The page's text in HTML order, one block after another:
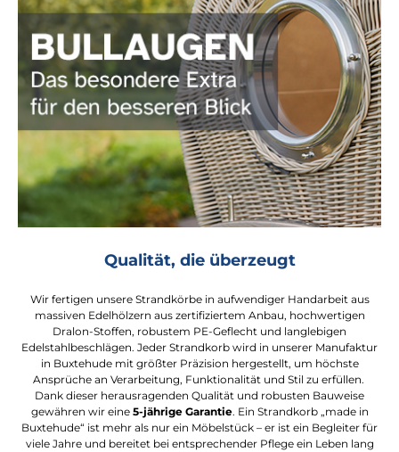
Qualität, die überzeugt
Wir fertigen unsere Strandkörbe in aufwendiger Handarbeit aus
massiven Edelhölzern aus zertifiziertem Anbau, hochwertigen
Dralon-Stoffen, robustem PE-Geflecht und langlebigen
Edelstahlbeschlägen. Jeder Strandkorb wird in unserer Manufaktur
in Buxtehude mit größter Präzision hergestellt, um höchste
Ansprüche an Verarbeitung, Funktionalität und Stil zu erfüllen.
Dank dieser herausragenden Qualität und robusten Bauweise
gewähren wir eine 5-jährige Garantie. Ein Strandkorb „made in
Buxtehude“ ist mehr als nur ein Möbelstück – er ist ein Begleiter für
viele Jahre und bereitet bei entsprechender Pflege ein Leben lang